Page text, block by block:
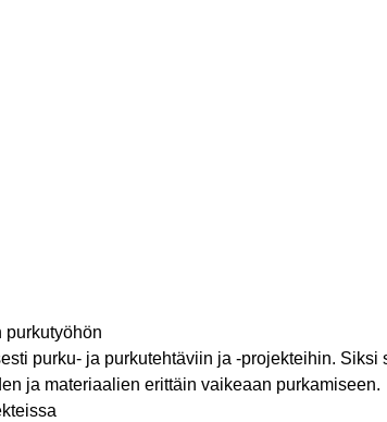
purkutyöhön
purku- ja purkutehtäviin ja -projekteihin.
ja materiaalien erittäin vaikeaan purkamiseen.